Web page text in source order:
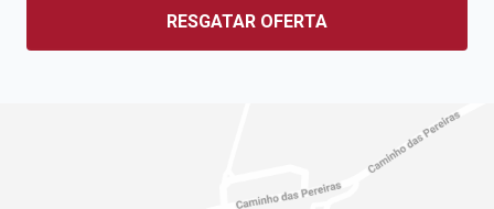
RESGATAR OFERTA